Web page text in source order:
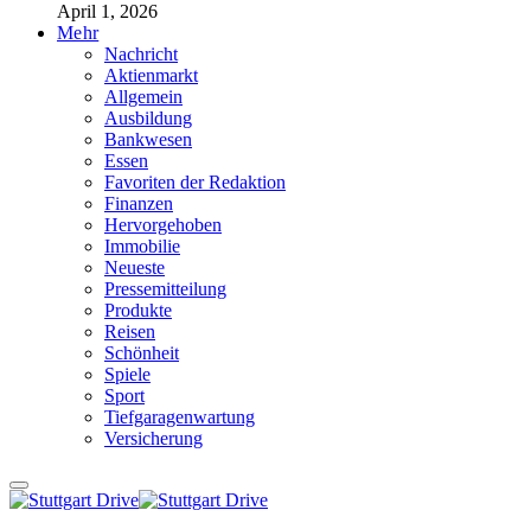
April 1, 2026
Mehr
Nachricht
Aktienmarkt
Allgemein
Ausbildung
Bankwesen
Essen
Favoriten der Redaktion
Finanzen
Hervorgehoben
Immobilie
Neueste
Pressemitteilung
Produkte
Reisen
Schönheit
Spiele
Sport
Tiefgaragenwartung
Versicherung